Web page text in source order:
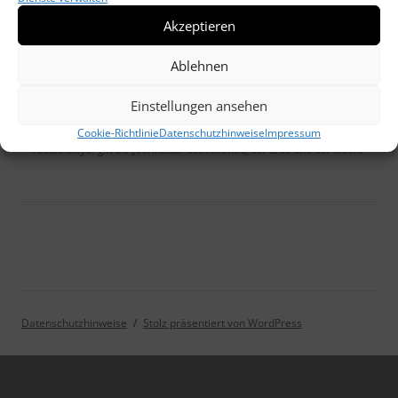
Akzeptieren
Ablehnen
Einstellungen ansehen
Cookie-RichtlinieDatenschutzhinweiseImpressum
Tobias Mayer gilt als „Vermesser des Himmels, der Erde und der Meere“
Datenschutzhinweise Stolz präsentiert von WordPress